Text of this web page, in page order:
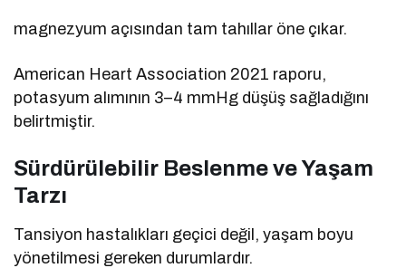
magnezyum açısından tam tahıllar öne çıkar.
American Heart Association 2021 raporu,
potasyum alımının 3–4 mmHg düşüş sağladığını
belirtmiştir.
Sürdürülebilir Beslenme ve Yaşam
Tarzı
Tansiyon hastalıkları geçici değil, yaşam boyu
yönetilmesi gereken durumlardır.